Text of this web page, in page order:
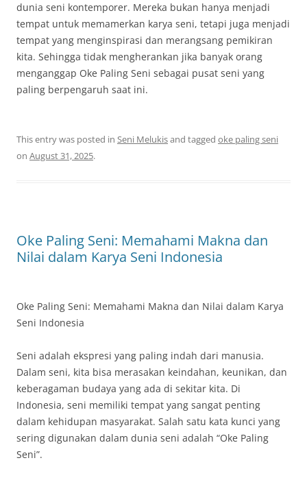
dunia seni kontemporer. Mereka bukan hanya menjadi
tempat untuk memamerkan karya seni, tetapi juga menjadi
tempat yang menginspirasi dan merangsang pemikiran
kita. Sehingga tidak mengherankan jika banyak orang
menganggap Oke Paling Seni sebagai pusat seni yang
paling berpengaruh saat ini.
This entry was posted in Seni Melukisand tagged oke paling seni
on August 31, 2025.
Oke Paling Seni: Memahami Makna dan
Nilai dalam Karya Seni Indonesia
Oke Paling Seni: Memahami Makna dan Nilai dalam Karya
Seni Indonesia
Seni adalah ekspresi yang paling indah dari manusia.
Dalam seni, kita bisa merasakan keindahan, keunikan, dan
keberagaman budaya yang ada di sekitar kita. Di
Indonesia, seni memiliki tempat yang sangat penting
dalam kehidupan masyarakat. Salah satu kata kunci yang
sering digunakan dalam dunia seni adalah “Oke Paling
Seni”.